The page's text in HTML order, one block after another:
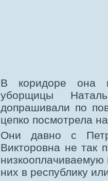
В коридоре она
уборщицы
допрашивали по
цепко посмотрела
Они давно с
Викторовна не так
низкооплачиваемую
них в республику